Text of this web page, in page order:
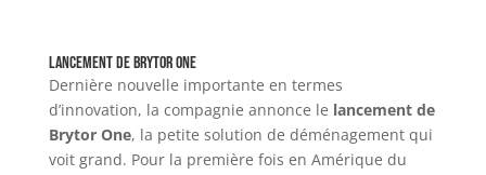
Lancement de Brytor One
Dernière nouvelle importante en termes
d’innovation, la compagnie annonce le lancement de
Brytor One, la petite solution de déménagement qui
voit grand. Pour la première fois en Amérique du